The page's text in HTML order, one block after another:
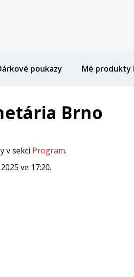
poukazy Mé produkty
Brno
v sekci Program.
ve 17:20.